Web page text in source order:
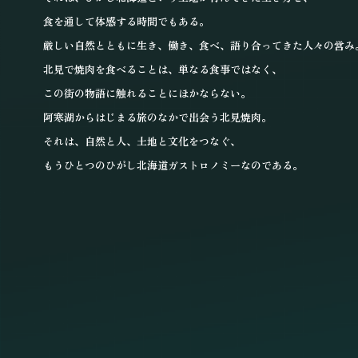
食を通して体感する時間でもある。
厳しい自然とともに生き、働き、 食べ、語り合ってきた人々の営み
北見で焼肉を食べることは、 単なる食事ではなく、
この街の物語に触れることにほかならない。
阿寒湖からはじまる旅のなかで出会う北見焼肉。
それは、自然と人、土地と文化をつなぐ、
もうひとつのひがし北海道ガストロノミーなのである。